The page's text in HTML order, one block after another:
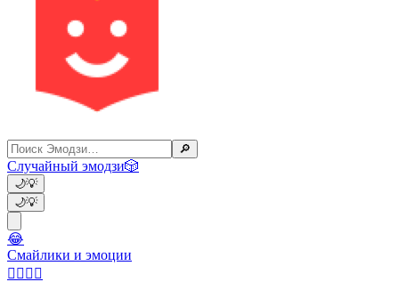
🔎
Случайный эмодзи🎲
🌙💡
🌙💡
😂
Смайлики и эмоции
👩‍❤️‍💋‍👨